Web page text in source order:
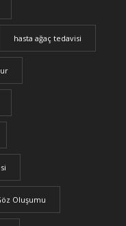
hasta ağaç tedavisi
Oluşumu